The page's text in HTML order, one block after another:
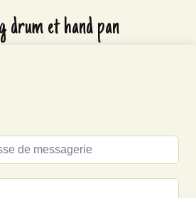
drum et hand pan